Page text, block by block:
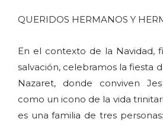
QUERIDOS HERMANOS Y
En el contexto de la Navidad,
salvación, celebramos la fiesta
Nazaret, donde conviven
como un icono de la vida
es una familia de tres